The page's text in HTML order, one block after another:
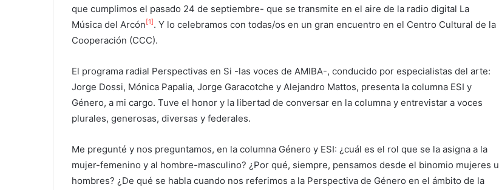
que cumplimos el pasado 24 de septiembre- que se transmite en el aire de la radio digital La
Música del Arcón [1] . Y lo celebramos con todas/os en un gran encuentro en el Centro Cultural de la
Cooperación (CCC).
El programa radial Perspectivas en Si -las voces de AMIBA-, conducido por especialistas del arte:
Jorge Dossi, Mónica Papalia, Jorge Garacotche y Alejandro Mattos, presenta la columna ESI y
Género, a mi cargo. Tuve el honor y la libertad de conversar en la columna y entrevistar a voces
plurales, generosas, diversas y federales.
Me pregunté y nos preguntamos, en la columna Género y ESI: ¿cuál es el rol que se la asigna a la
mujer-femenino y al hombre-masculino? ¿Por qué, siempre, pensamos desde el binomio mujeres u
hombres? ¿De qué se habla cuando nos referimos a la Perspectiva de Género en el ámbito de la